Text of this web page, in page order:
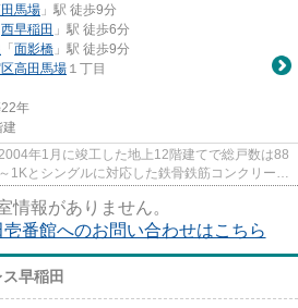
馬場 」駅 徒歩9分
西早稲田 」駅 徒歩6分
「 面影橋 」駅 徒歩9分
高田馬場 １丁目
年
建
年1月に竣工した地上12階建てで総戸数は88
1Kとシングルに対応した鉄骨鉄筋コンクリート
情報がありません。
番館へのお問い合わせはこちら
早稲田